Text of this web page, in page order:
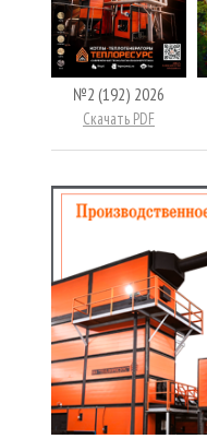
№2 (192) 2026
Скачать PDF